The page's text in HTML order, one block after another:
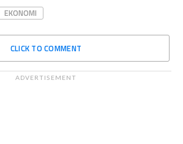
EKONOMI
CLICK TO COMMENT
ADVERTISEMENT